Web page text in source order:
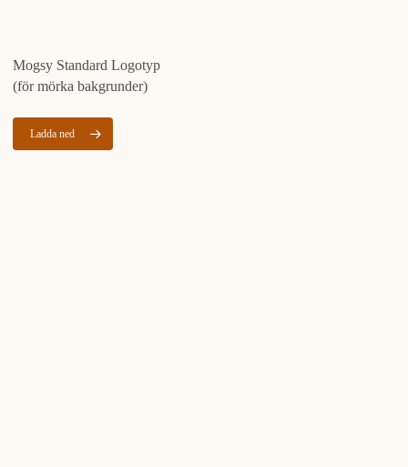
Mogsy Standard Logotyp
(för mörka bakgrunder)
Ladda ned